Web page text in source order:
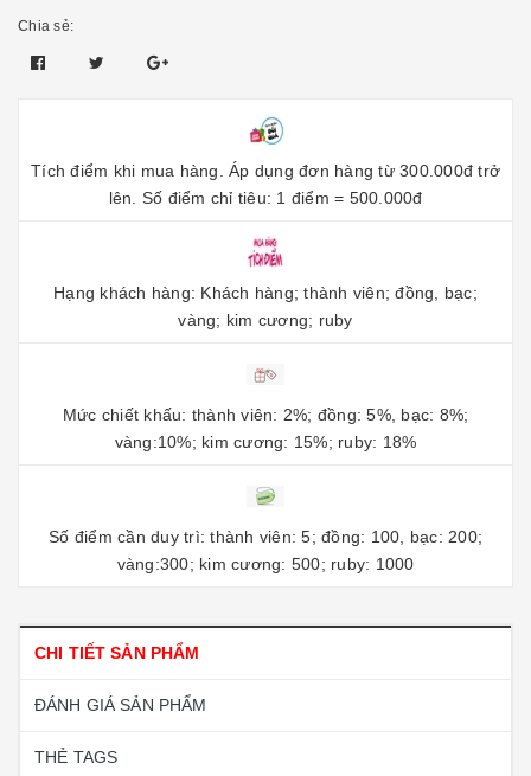
Chia sẻ:
Tích điểm khi mua hàng. Áp dụng đơn hàng từ 300.000đ trở
lên. Số điểm chỉ tiêu: 1 điểm = 500.000đ
Hạng khách hàng: Khách hàng; thành viên; đồng, bạc;
vàng; kim cương; ruby
Mức chiết khấu: thành viên: 2%; đồng: 5%, bạc: 8%;
vàng:10%; kim cương: 15%; ruby: 18%
Số điểm cần duy trì: thành viên: 5; đồng: 100, bạc: 200;
vàng:300; kim cương: 500; ruby: 1000
CHI TIẾT SẢN PHẨM
ĐÁNH GIÁ SẢN PHẨM
THẺ TAGS